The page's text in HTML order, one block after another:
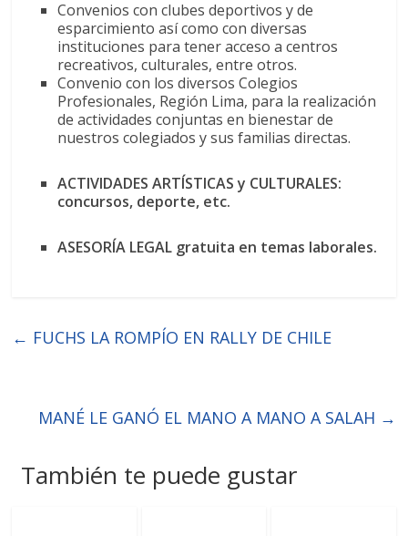
Convenios con clubes deportivos y de
esparcimiento así como con diversas
instituciones para tener acceso a centros
recreativos, culturales, entre otros.
Convenio con los diversos Colegios
Profesionales, Región Lima, para la realización
de actividades conjuntas en bienestar de
nuestros colegiados y sus familias directas.
ACTIVIDADES ARTÍSTICAS y CULTURALES:
concursos, deporte, etc.
ASESORÍA LEGAL gratuita en temas laborales.
← FUCHS LA ROMPÍO EN RALLY DE CHILE
MANÉ LE GANÓ EL MANO A MANO A SALAH →
También te puede gustar